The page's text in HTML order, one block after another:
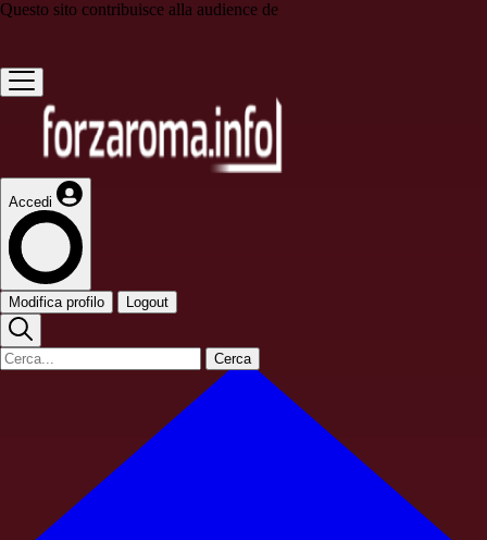
Questo sito contribuisce alla audience de
Accedi
Modifica profilo Logout
Cerca